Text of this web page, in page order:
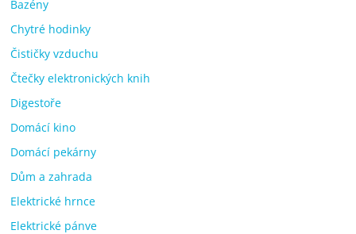
Bazény
Chytré hodinky
Čističky vzduchu
Čtečky elektronických knih
Digestoře
Domácí kino
Domácí pekárny
Dům a zahrada
Elektrické hrnce
Elektrické pánve